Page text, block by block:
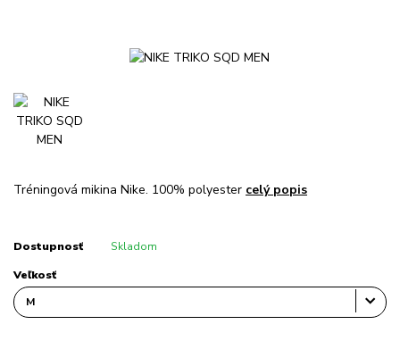
Tréningová mikina Nike. 100% polyester celý popis
Dostupnosť Skladom
Veľkosť